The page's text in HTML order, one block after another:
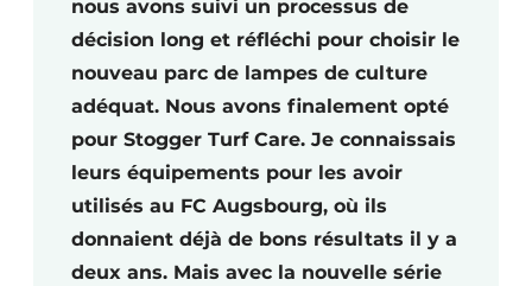
nous avons suivi un processus de
décision long et réfléchi pour choisir le
nouveau parc de lampes de culture
adéquat. Nous avons finalement opté
pour Stogger Turf Care. Je connaissais
leurs équipements pour les avoir
utilisés au FC Augsbourg, où ils
donnaient déjà de bons résultats il y a
deux ans. Mais avec la nouvelle série